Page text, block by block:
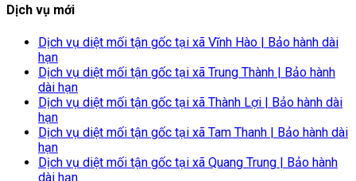
Dịch vụ mới
Dịch vụ diệt mối tận gốc tại xã Vĩnh Hào | Bảo hành dài
hạn
Dịch vụ diệt mối tận gốc tại xã Trung Thành | Bảo hành
dài hạn
Dịch vụ diệt mối tận gốc tại xã Thành Lợi | Bảo hành dài
hạn
Dịch vụ diệt mối tận gốc tại xã Tam Thanh | Bảo hành dài
hạn
Dịch vụ diệt mối tận gốc tại xã Quang Trung | Bảo hành
dài hạn